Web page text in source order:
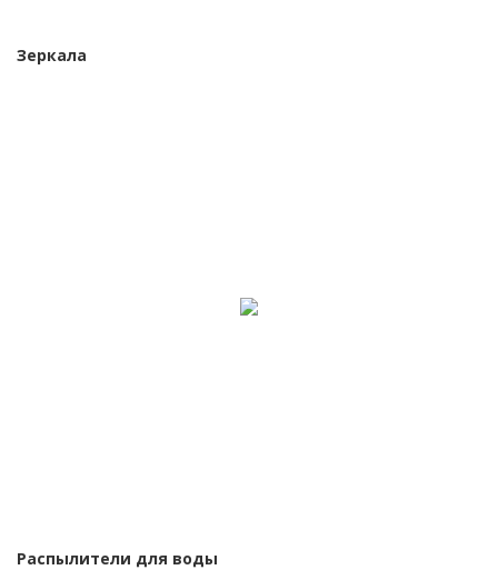
Зеркала
Распылители для воды